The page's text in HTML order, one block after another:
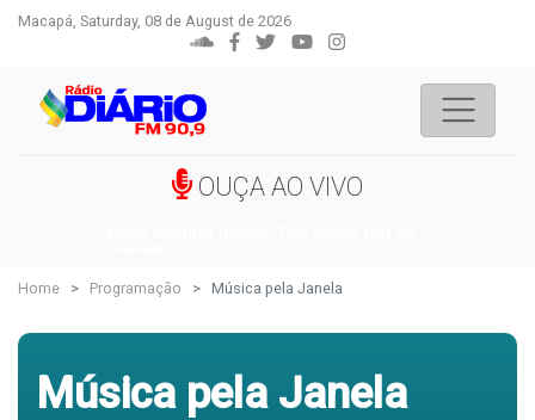
Macapá, Saturday, 08 de August de 2026
OUÇA AO VIVO
Home Programação Música pela Janela
Música pela Janela